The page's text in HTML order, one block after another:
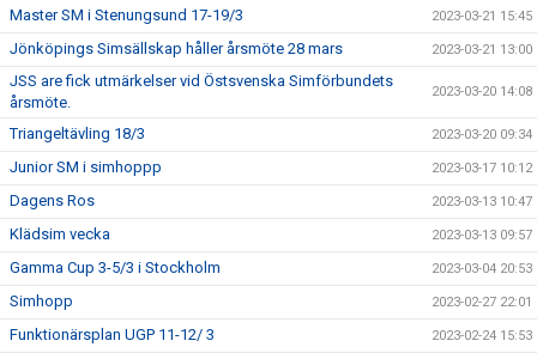
Master SM i Stenungsund 17-19/3 2023-03-21 15:45
Jönköpings Simsällskap håller årsmöte 28 mars 2023-03-21 13:00
JSS are fick utmärkelser vid Östsvenska Simförbundets
årsmöte.
2023-03-20 14:08
Triangeltävling 18/3 2023-03-20 09:34
Junior SM i simhoppp 2023-03-17 10:12
Dagens Ros 2023-03-13 10:47
Klädsim vecka 2023-03-13 09:57
Gamma Cup 3-5/3 i Stockholm 2023-03-04 20:53
Simhopp 2023-02-27 22:01
Funktionärsplan UGP 11-12/ 3 2023-02-24 15:53